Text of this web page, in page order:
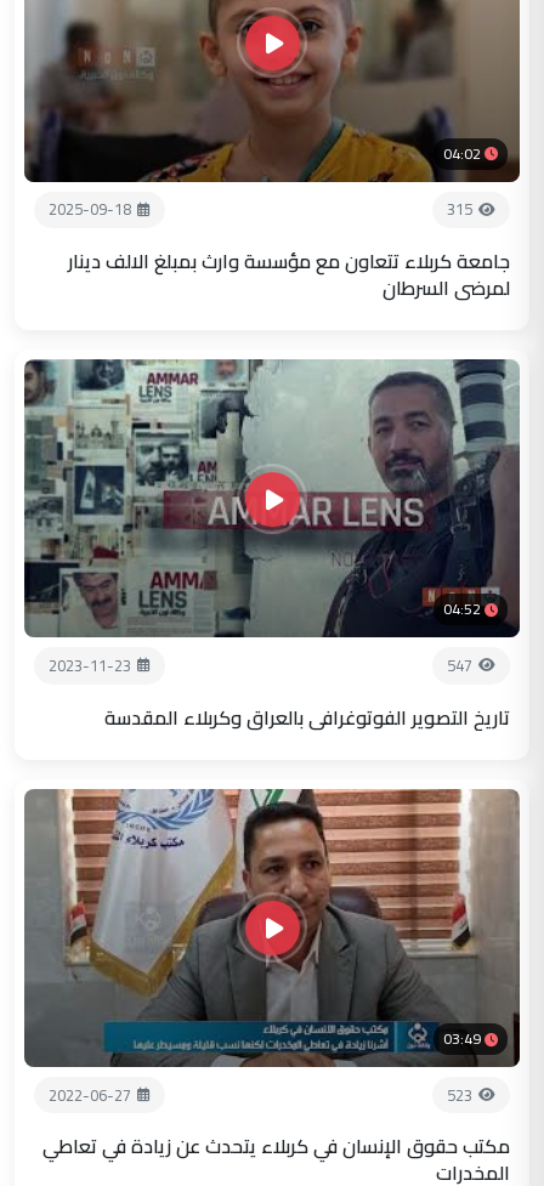
04:02
315
2025-09-18
جامعة كربلاء تتعاون مع مؤسسة وارث بمبلغ الالف دينار
لمرضى السرطان
04:52
547
2023-11-23
تاريخ التصوير الفوتوغرافي بالعراق وكربلاء المقدسة
03:49
523
2022-06-27
مكتب حقوق الإنسان في كربلاء يتحدث عن زيادة في تعاطي
المخدرات